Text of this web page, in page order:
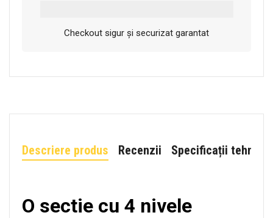
Checkout sigur și securizat garantat
Descriere produs Recenzii Specificații tehnice
O sectie cu 4 nivele